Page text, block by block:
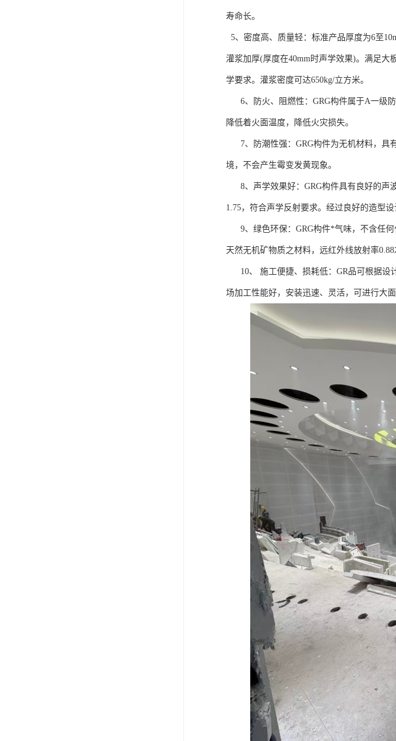
寿命长。
5、密度高、质量轻：标准产品厚度为6至
灌浆加厚(厚度在40mm时声学效果)。满足大
学要求。灌浆密度可达650kg/立方米。
6、防火、阻燃性：GRG构件属于A一级防
降低着火面温度，降低火灾损失。
7、防潮性强：GRG构件为无机材料，具
境，不会产生霉变发黄现象。
8、声学效果好：GRG构件具有良好的声波
1.75，符合声学反射要求。经过良好的造型
9、绿色环保：GRG构件*气味，不含任何
天然无机矿物质之材料，远红外线放射率
10、 施工便捷、损耗低：GR品可根据设
场加工性能好，安装迅速、灵活，可进行大